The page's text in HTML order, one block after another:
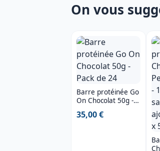
On vous
Barre protéinée Go
On Chocolat 50g -
35,00 €